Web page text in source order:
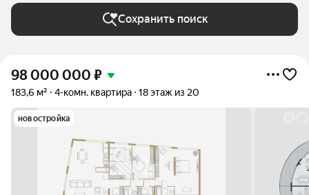
Сохранить поиск
98 000 000 ₽
183,6 м² 4-комн. квартира 18 этаж из 20
новостройка